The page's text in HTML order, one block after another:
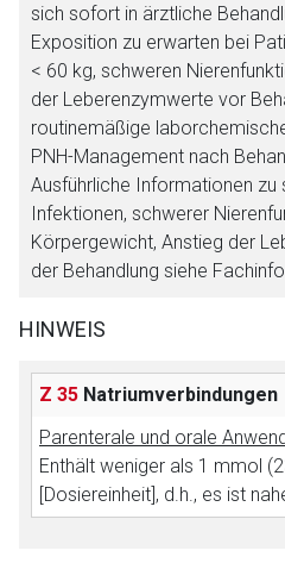
sich sofort in ärztliche
Exposition zu erwarten bei
< 60 kg, schweren
der Leberenzymwerte vor
routinemäßige
PNH-Management nach
Ausführliche Informationen zu
Infektionen, schwerer
Körpergewicht, Anstieg der
der Behandlung siehe
HINWEIS
Z 35 Natriumverbindungen
Parenterale und orale
Enthält weniger als 1 mmol
[Dosiereinheit], d.h., es ist